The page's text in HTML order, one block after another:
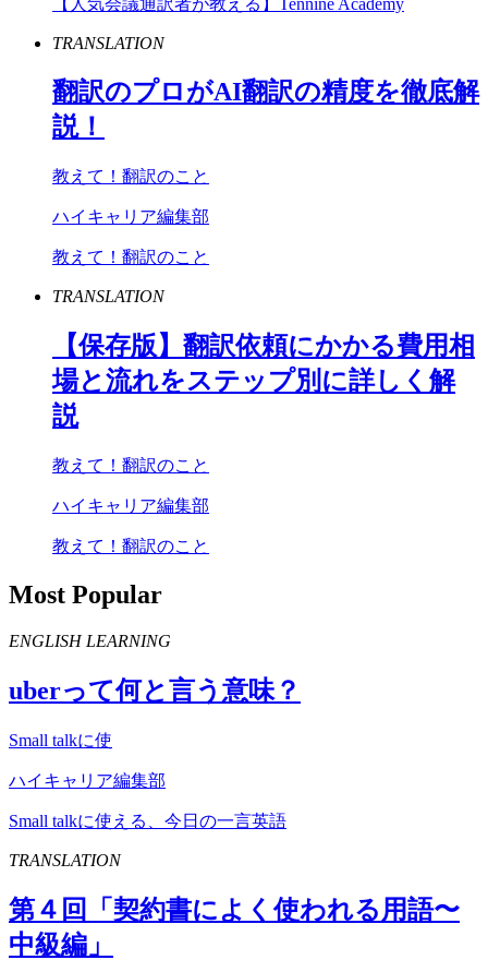
TRANSLATION
翻訳のプロがAI翻訳の精度を徹底解
説！
教えて！翻訳のこと
ハイキャリア編集部
教えて！翻訳のこと
TRANSLATION
【保存版】翻訳依頼にかかる費用相
場と流れをステップ別に詳しく解
説
教えて！翻訳のこと
ハイキャリア編集部
教えて！翻訳のこと
Most Popular
ENGLISH LEARNING
uberって何と言う意味？
Small talkに使
ハイキャリア編集部
Small talkに使える、今日の一言英語
TRANSLATION
第４回「契約書によく使われる用語〜
中級編」